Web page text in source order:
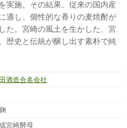
実施。その結果、従来の国内産
適し、個性的な香りの麦焼酎が
た。宮崎の風土を生かした、宮
歴史と伝統が醸し出す素朴で純
酒造合名会社
宮崎酵母